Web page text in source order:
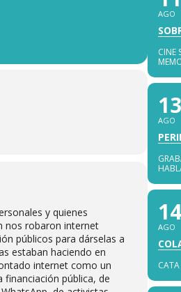
y quienes
nos robaron internet
públicos para dárselas a
estaban haciendo en
internet como un
pública, de
AGO
CINE
13
AGO
14
AGO